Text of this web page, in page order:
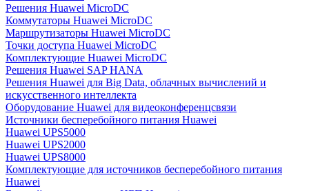
Решения Huawei MicroDC
Коммутаторы Huawei MicroDC
Маршрутизаторы Huawei MicroDC
Точки доступа Huawei MicroDC
Комплектующие Huawei MicroDC
Решения Huawei SAP HANA
Решения Huawei для Big Data, облачных вычислений и
искусственного интеллекта
Оборудование Huawei для видеоконференцсвязи
Источники бесперебойного питания Huawei
Huawei UPS5000
Huawei UPS2000
Huawei UPS8000
Комплектующие для источников бесперебойного питания
Huawei